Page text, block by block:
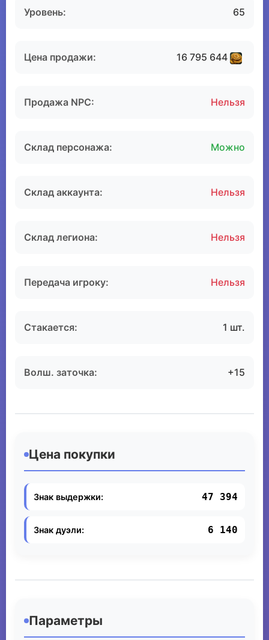
Уровень: 65
Цена продажи: 16 795 644
Продажа NPC: Нельзя
Склад персонажа: Можно
Склад аккаунта: Нельзя
Склад легиона: Нельзя
Передача игроку: Нельзя
Стакается: 1 шт.
Волш. заточка: +15
Цена покупки
Знак выдержки: 47 394
Знак дуэли: 6 140
Параметры